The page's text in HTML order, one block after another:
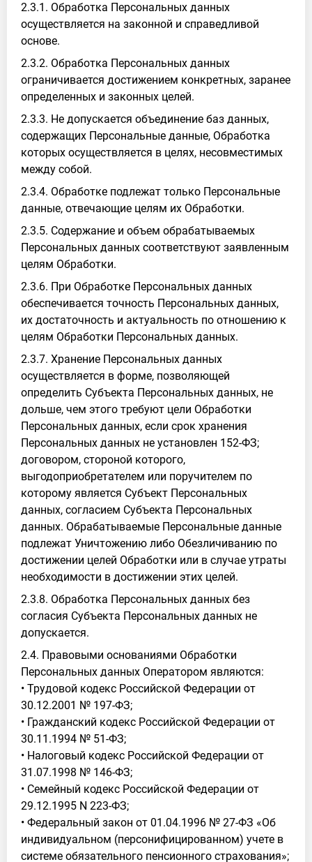
2.3.1. Обработка Персональных данных
осуществляется на законной и справедливой
основе.
2.3.2. Обработка Персональных данных
ограничивается достижением конкретных, заранее
определенных и законных целей.
2.3.3. Не допускается объединение баз данных,
содержащих Персональные данные, Обработка
которых осуществляется в целях, несовместимых
между собой.
2.3.4. Обработке подлежат только Персональные
данные, отвечающие целям их Обработки.
2.3.5. Содержание и объем обрабатываемых
Персональных данных соответствуют заявленным
целям Обработки.
2.3.6. При Обработке Персональных данных
обеспечивается точность Персональных данных,
их достаточность и актуальность по отношению к
целям Обработки Персональных данных.
2.3.7. Хранение Персональных данных
осуществляется в форме, позволяющей
определить Субъекта Персональных данных, не
дольше, чем этого требуют цели Обработки
Персональных данных, если срок хранения
Персональных данных не установлен 152-ФЗ;
договором, стороной которого,
выгодоприобретателем или поручителем по
которому является Субъект Персональных
данных, согласием Субъекта Персональных
данных. Обрабатываемые Персональные данные
подлежат Уничтожению либо Обезличиванию по
достижении целей Обработки или в случае утраты
необходимости в достижении этих целей.
2.3.8. Обработка Персональных данных без
согласия Субъекта Персональных данных не
допускается.
2.4. Правовыми основаниями Обработки
Персональных данных Оператором являются:
• Трудовой кодекс Российской Федерации от
30.12.2001 № 197-ФЗ;
• Гражданский кодекс Российской Федерации от
30.11.1994 № 51-ФЗ;
• Налоговый кодекс Российской Федерации от
31.07.1998 № 146-ФЗ;
• Семейный кодекс Российской Федерации от
29.12.1995 N 223-ФЗ;
• Федеральный закон от 01.04.1996 № 27-ФЗ «Об
индивидуальном (персонифицированном) учете в
системе обязательного пенсионного страхования»;